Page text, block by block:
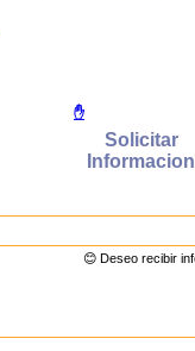
✋
Solicitar
Informacion
😊 Deseo recibir